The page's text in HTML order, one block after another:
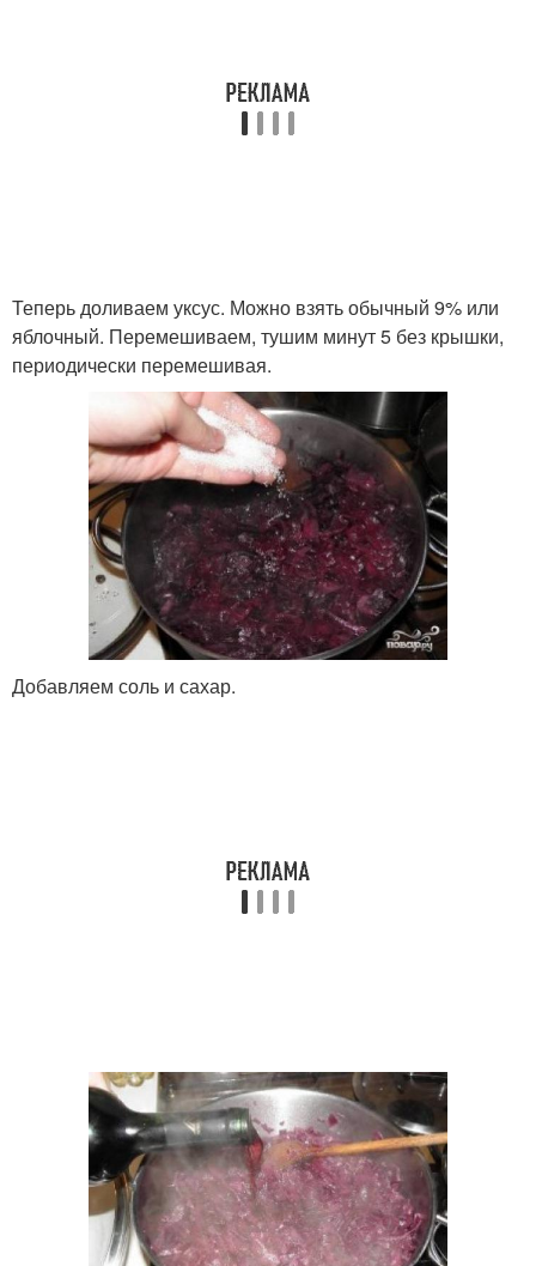
Теперь доливаем уксус. Можно взять обычный 9% или
яблочный. Перемешиваем, тушим минут 5 без крышки,
периодически перемешивая.
Добавляем соль и сахар.